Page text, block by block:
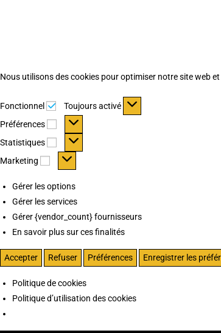
Nous utilisons des cookies pour optimiser notre site web
Fonctionnel Fonctionnel
Toujours activé
Préférences
Préférences
Statistiques Statistiques
Marketing Marketing
Gérer les options
Gérer les services
Gérer {vendor_count} fournisseurs
En savoir plus sur ces finalités
Accepter Refuser Préférences Enregistrer les
Politique de cookies
Politique d’utilisation des cookies